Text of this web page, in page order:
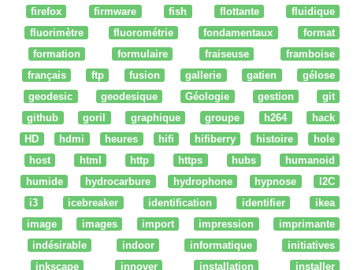
firefox
firmware fish flottante
fluidique
fluorimètre
fluorométrie fondamentaux
format
formation
formulaire fraiseuse
framboise
français
ftp fusion gallerie gatien
gélose
geodesic
geodesique Géologie gestion
git
github
goril graphique groupe h264
hack
HD
hdmi heures hifi hifiberry histoire
hole
host
html http https hubs
humanoid
humide
hydrocarbure hydrophone hypnose
I2C
i3
icebreaker identification identifier
ikea
image
images import impression
imprimante
indésirable
indoor informatique
initiatives
inkscape
innover installation installer